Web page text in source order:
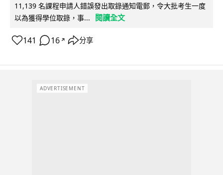
11,139 名課程申請人錯誤發出取錄通知電郵，令大批考生一度
以為獲得學位取錄，事...
閱讀全文
141 16 ↗ 分享
ADVERTISEMENT